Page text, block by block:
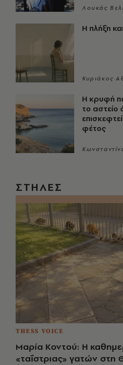
Λουκάς
Η πλήξη
Κυριάκος
Η κρυφή
το αστείο
φέτος
ΣΤΗΛΕΣ
THESS VOICE
Μαρία Κοντού: Η
«ταΐστριας» γατών στη